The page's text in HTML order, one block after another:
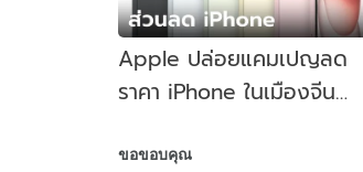
Apple ปล่อยแคมเปญลด
ราคา iPhone ในเมืองจีน
ขอขอบคุณ